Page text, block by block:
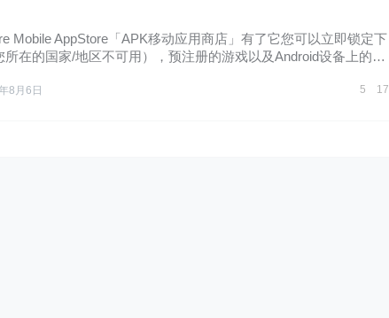
Mobile AppStore「APK移动应用商店」有了它您可以立即锁定下
所在的国家/地区不可用），预注册的游戏以及Android设备上的许
8月6日 5 17